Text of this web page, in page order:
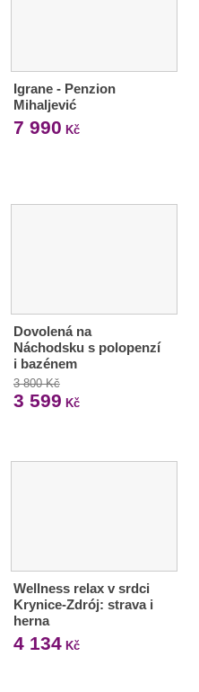
Igrane - Penzion
Mihaljević
7 990 Kč
Dovolená na
Náchodsku s polopenzí
i bazénem
3 800 Kč
3 599 Kč
Wellness relax v srdci
Krynice-Zdrój: strava i
herna
4 134Kč